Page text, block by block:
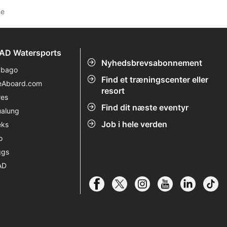
Nyhedsbrevsabonnement
Find et træningscenter eller
resort
Find dit næste eventyr
Job i hele verden
Watersports